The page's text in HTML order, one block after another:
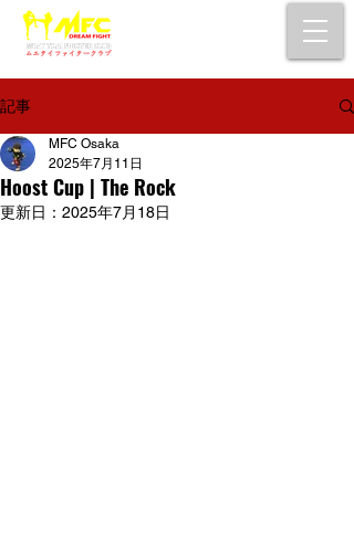
記事
Hoost Cup | The Rock
MFC Osaka
2025年7月11日
更新日： 2025年7月18日